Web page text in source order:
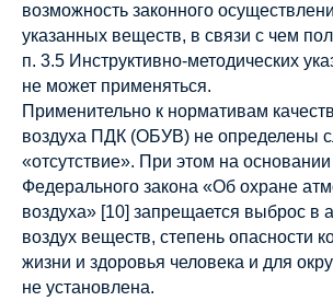
возможность законного
указанных веществ, в связи с чем
п. 3.5 Инструктивно-методических
не может применяться.
Применительно к нормативам
воздуха ПДК (ОБУВ) не определены
«отсутствие». При этом на основании
Федерального закона «Об охране
воздуха» [10] запрещается выброс в
воздух веществ, степень опасности
жизни и здоровья человека и для
не установлена.